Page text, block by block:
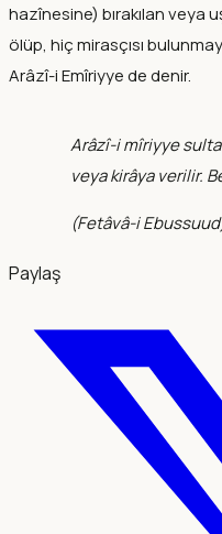
hazînesine) bırakılan veya
ölüp, hiç mirasçısı
Arâzî-i Emîriyye de denir.
Arâzî-i mîriyye
veya kirâya verilir.
(Fetâvâ-i Ebussuud
Paylaş